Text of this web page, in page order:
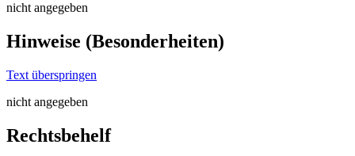
nicht angegeben
Hinweise (Besonderheiten)
Text überspringen
nicht angegeben
Rechtsbehelf